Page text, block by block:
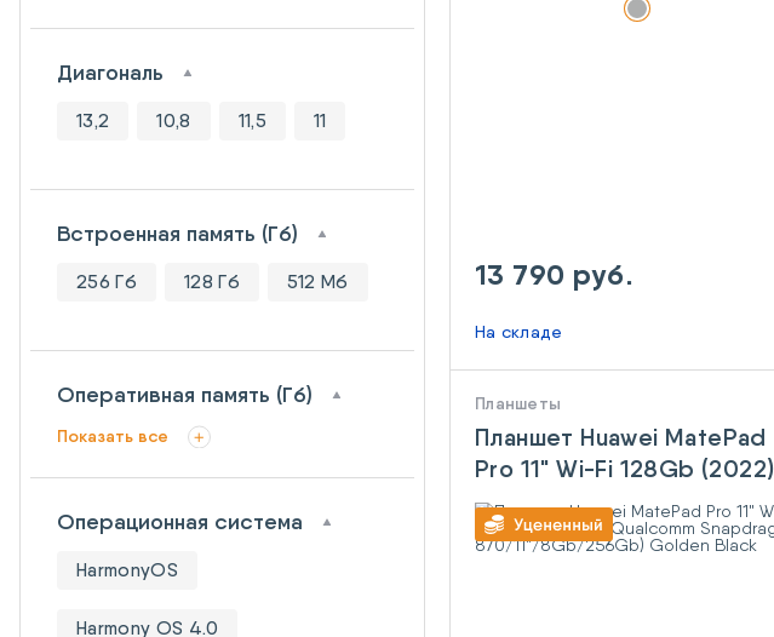
Диагональ
13,2 10,8 11,5 11
Встроенная память (Гб)
256 Гб 128 Гб 512 Мб
Оперативная память (Гб)
Показать все
Операционная система
HarmonyOS
Harmony OS 4.0
13 790 руб.
На складе
Планшеты
Планшет Huawei MatePad
Pro 11" Wi-Fi 128Gb (2022)
(Qualcomm Snapdragon
870/11"/8Gb/256Gb)